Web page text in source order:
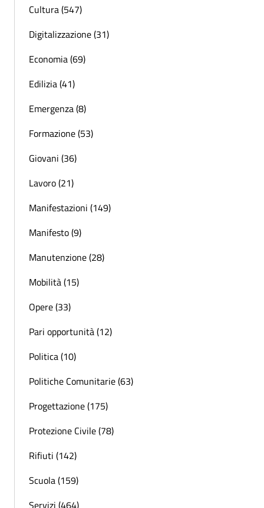
Cultura (547)
Digitalizzazione (31)
Economia (69)
Edilizia (41)
Emergenza (8)
Formazione (53)
Giovani (36)
Lavoro (21)
Manifestazioni (149)
Manifesto (9)
Manutenzione (28)
Mobilità (15)
Opere (33)
Pari opportunità (12)
Politica (10)
Politiche Comunitarie (63)
Progettazione (175)
Protezione Civile (78)
Rifiuti (142)
Scuola (159)
Servizi (464)